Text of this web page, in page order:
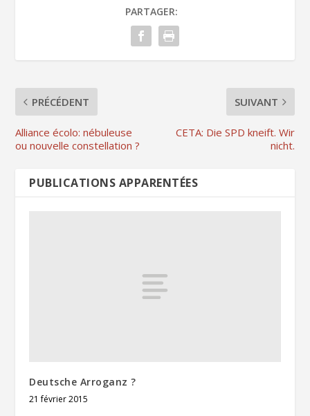
PARTAGER:
PRÉCÉDENT
Alliance écolo: nébuleuse
ou nouvelle constellation ?
SUIVANT
CETA: Die SPD kneift. Wir
nicht.
PUBLICATIONS APPARENTÉES
Deutsche Arroganz ?
21 février 2015